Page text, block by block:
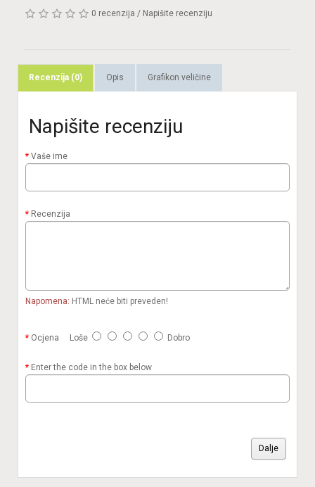
0 recenzija / Napišite recenziju
Recenzija (0) Opis Grafikon veličine
Napišite recenziju
Vaše ime
Recenzija
Napomena: HTML neće biti preveden!
Ocjena Loše Dobro
Enter the code in the box below
Dalje